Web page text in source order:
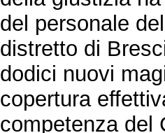
del personale
distretto di
dodici nuovi
copertura
competenza del